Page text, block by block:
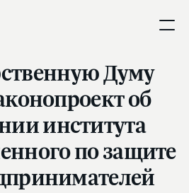
Думу
об
института
по защите